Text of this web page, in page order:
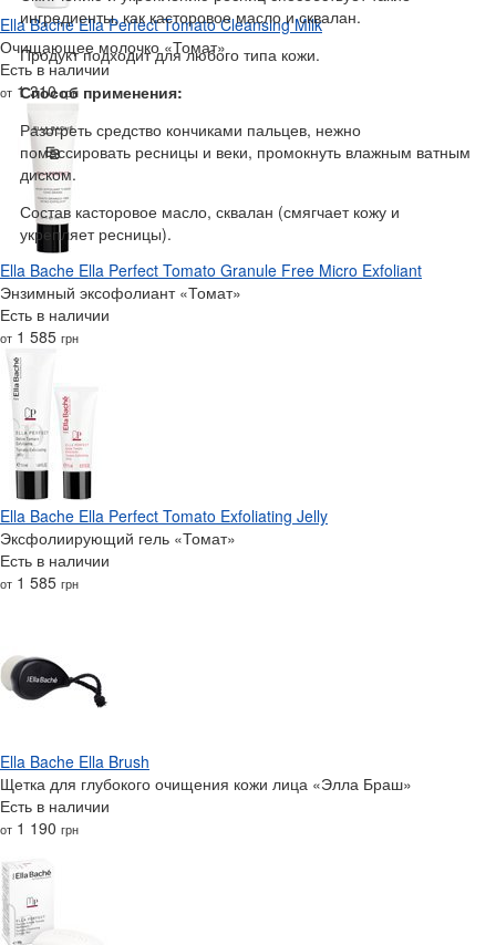
ингредиенты, как касторовое масло и сквалан.
Продукт подходит для любого типа кожи.
Способ применения:
Разогреть средство кончиками пальцев, нежно
помассировать ресницы и веки, промокнуть влажным ватным
диском.
Состав касторовое масло, сквалан (смягчает кожу и
укрепляет ресницы).
Ella Bache Ella Perfect Tomato Cleansing Milk
Очищающее молочко «Томат»
Есть в наличии
от 1 310грн
Ella Bache Ella Perfect Tomato Granule Free Micro Exfoliant
Энзимный эксофолиант «Томат»
Есть в наличии
от 1 585 грн
Ella Bache Ella Perfect Tomato Exfoliating Jelly
Эксфолиирующий гель «Томат»
Есть в наличии
от 1 585 грн
Ella Bache Ella Brush
Щетка для глубокого очищения кожи лица «Элла Браш»
Есть в наличии
от 1 190 грн